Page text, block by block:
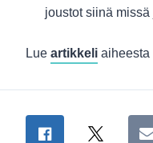
joustot siinä
Lue artikkeli aiheesta
Jaa sivu
Jaa Jaa